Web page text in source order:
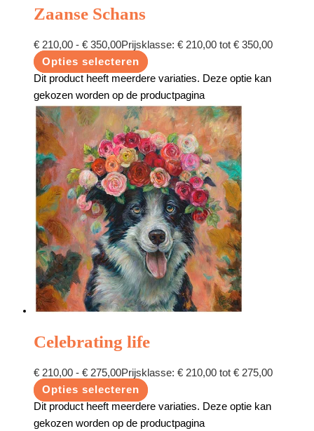
Zaanse Schans
€ 210,00 - € 350,00Prijsklasse: € 210,00 tot € 350,00
Opties selecteren
Dit product heeft meerdere variaties. Deze optie kan
gekozen worden op de productpagina
Celebrating life
€ 210,00 - € 275,00Prijsklasse: € 210,00 tot € 275,00
Opties selecteren
Dit product heeft meerdere variaties. Deze optie kan
gekozen worden op de productpagina